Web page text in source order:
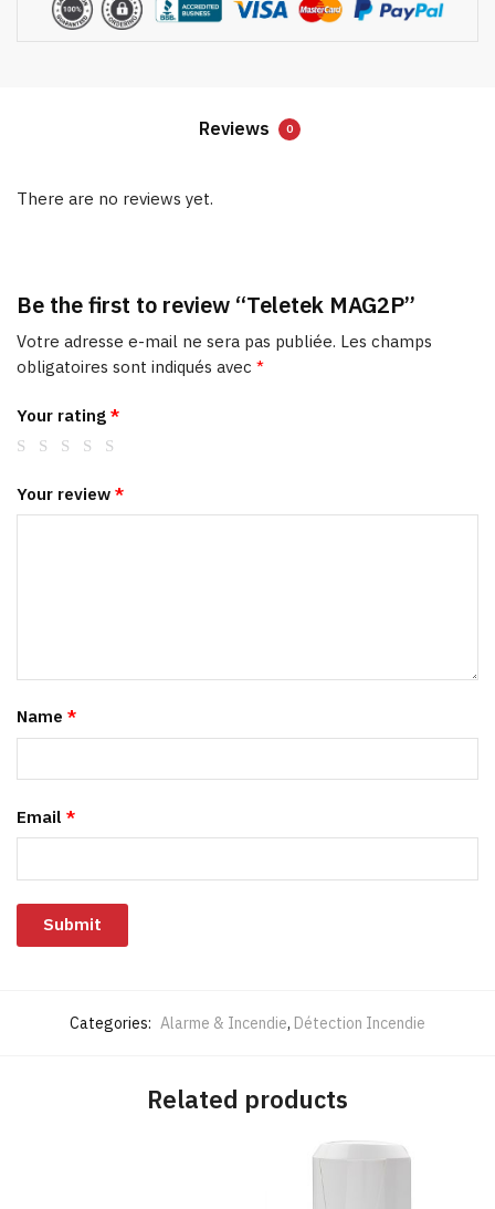
Reviews 0
There are no reviews yet.
Be the first to review “Teletek MAG2P”
Votre adresse e-mail ne sera pas publiée. Les champs
obligatoires sont indiqués avec *
Your rating *
Your review *
Name *
Email *
Categories: Alarme & Incendie, Détection Incendie
Related products